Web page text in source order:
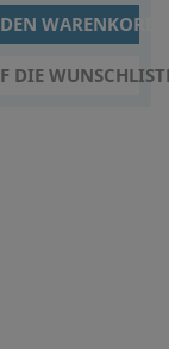
WARENKORB
DIE